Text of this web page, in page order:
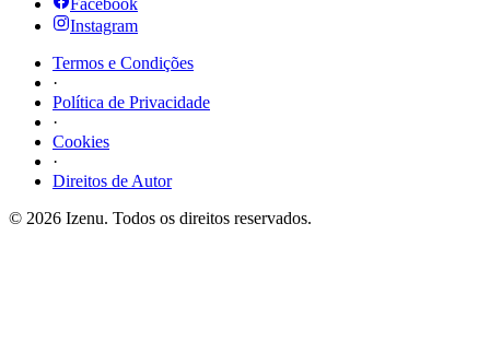
Facebook
Instagram
Termos e Condições
·
Política de Privacidade
·
Cookies
·
Direitos de Autor
© 2026 Izenu. Todos os direitos reservados.